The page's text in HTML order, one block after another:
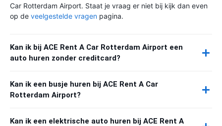
Car Rotterdam Airport. Staat je vraag er niet bij kijk dan even
op de veelgestelde vragen pagina.
Kan ik bij ACE Rent A Car Rotterdam Airport een
auto huren zonder creditcard?
Kan ik een busje huren bij ACE Rent A Car
Rotterdam Airport?
Kan ik een elektrische auto huren bij ACE Rent A